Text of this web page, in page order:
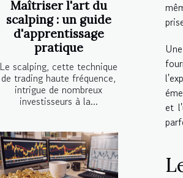
Maîtriser l'art du
scalping : un guide
d'apprentissage
pratique
Le scalping, cette technique
de trading haute fréquence,
intrigue de nombreux
investisseurs à la...
et